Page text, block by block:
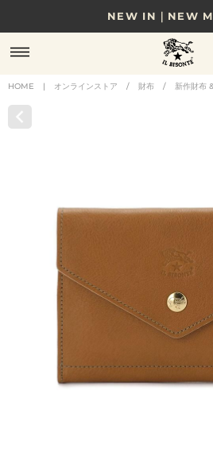
NEW IN｜NEW
8/17(月)10時まで｜税込
贈る相手やシーンから選べる、
HOME | オンラインストア / 財布 / 新作財布